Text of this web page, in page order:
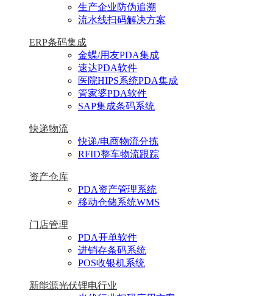
生产企业防伪追溯
流水线扫码解决方案
ERP条码集成
金蝶/用友PDA集成
速达PDA软件
医院HIPS系统PDA集成
管家婆PDA软件
SAP集成条码系统
快递物流
快递/电商物流分拣
RFID整车物流跟踪
资产仓库
PDA资产管理系统
移动仓储系统WMS
门店管理
PDA开单软件
进销存条码系统
POS收银机系统
新能源光伏锂电行业